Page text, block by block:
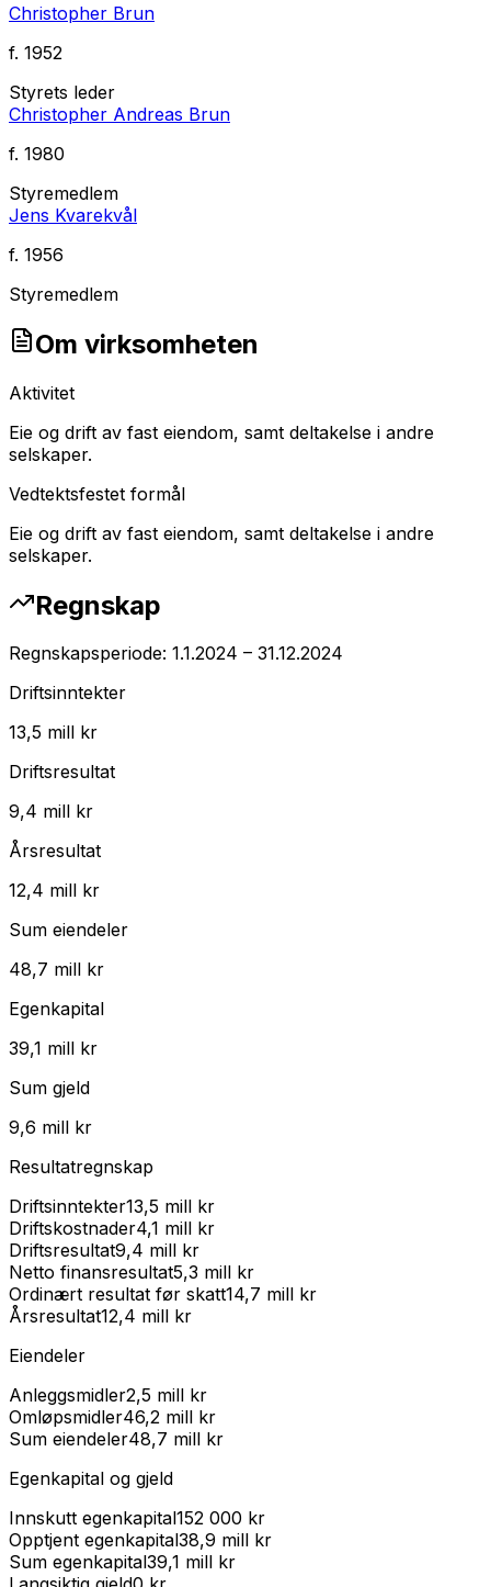
Christopher Brun
f. 1952
Styrets leder
Christopher Andreas Brun
f. 1980
Styremedlem
Jens Kvarekvål
f. 1956
Styremedlem
Om virksomheten
Aktivitet
Eie og drift av fast eiendom, samt deltakelse i andre
selskaper.
Vedtektsfestet formål
Eie og drift av fast eiendom, samt deltakelse i andre
selskaper.
Regnskap
Regnskapsperiode: 1.1.2024 – 31.12.2024
Driftsinntekter
13,5 mill kr
Driftsresultat
9,4 mill kr
Årsresultat
12,4 mill kr
Sum eiendeler
48,7 mill kr
Egenkapital
39,1 mill kr
Sum gjeld
9,6 mill kr
Resultatregnskap
Driftsinntekter13,5 mill kr
Driftskostnader4,1 mill kr
Driftsresultat9,4 mill kr
Netto finansresultat5,3 mill kr
Ordinært resultat før skatt14,7 mill kr
Årsresultat12,4 mill kr
Eiendeler
Anleggsmidler2,5 mill kr
Omløpsmidler46,2 mill kr
Sum eiendeler48,7 mill kr
Egenkapital og gjeld
Innskutt egenkapital152 000 kr
Opptjent egenkapital38,9 mill kr
Sum egenkapital39,1 mill kr